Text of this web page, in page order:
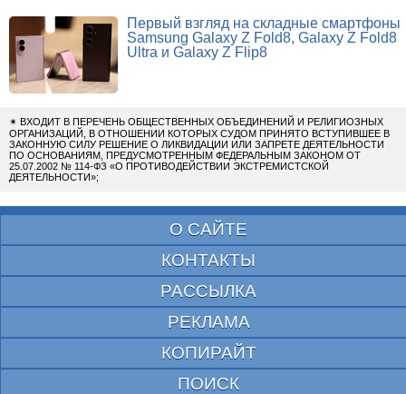
Первый взгляд на складные смартфоны
Samsung Galaxy Z Fold8, Galaxy Z Fold8
Ultra и Galaxy Z Flip8
✴ ВХОДИТ В ПЕРЕЧЕНЬ ОБЩЕСТВЕННЫХ ОБЪЕДИНЕНИЙ И РЕЛИГИОЗНЫХ
ОРГАНИЗАЦИЙ, В ОТНОШЕНИИ КОТОРЫХ СУДОМ ПРИНЯТО ВСТУПИВШЕЕ В
ЗАКОННУЮ СИЛУ РЕШЕНИЕ О ЛИКВИДАЦИИ ИЛИ ЗАПРЕТЕ ДЕЯТЕЛЬНОСТИ
ПО ОСНОВАНИЯМ, ПРЕДУСМОТРЕННЫМ ФЕДЕРАЛЬНЫМ ЗАКОНОМ ОТ
25.07.2002 № 114-ФЗ «О ПРОТИВОДЕЙСТВИИ ЭКСТРЕМИСТСКОЙ
ДЕЯТЕЛЬНОСТИ»;
О САЙТЕ
КОНТАКТЫ
РАССЫЛКА
РЕКЛАМА
КОПИРАЙТ
ПОИСК